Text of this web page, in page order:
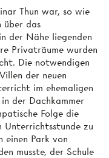
Thun war, so wie
über das
der Nähe liegenden
Privaträume wurden
Die notwendigen
der neuen
im ehemaligen
der Dachkammer
Folge die
Unterrichtsstunde zu
einen Park von
musste, der Schule